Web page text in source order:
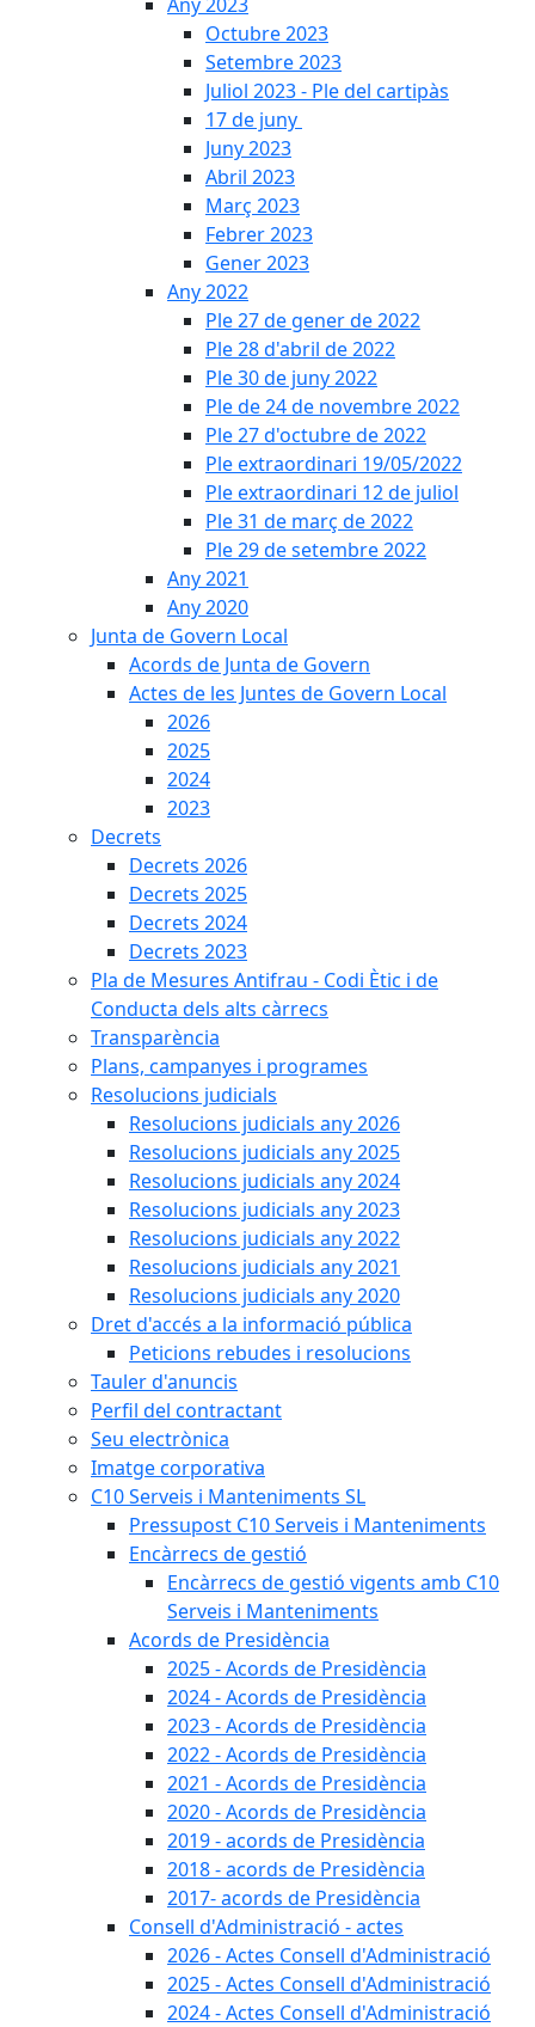
Octubre 2023
Setembre 2023
Juliol 2023 - Ple del cartipàs
17 de juny
Juny 2023
Abril 2023
Març 2023
Febrer 2023
Gener 2023
Any 2022
Ple 27 de gener de 2022
Ple 28 d'abril de 2022
Ple 30 de juny 2022
Ple de 24 de novembre 2022
Ple 27 d'octubre de 2022
Ple extraordinari 19/05/2022
Ple extraordinari 12 de juliol
Ple 31 de març de 2022
Ple 29 de setembre 2022
Any 2021
Any 2020
Junta de Govern Local
Acords de Junta de Govern
Actes de les Juntes de Govern Local
2026
2025
2024
2023
Decrets
Decrets 2026
Decrets 2025
Decrets 2024
Decrets 2023
Pla de Mesures Antifrau - Codi Ètic i de
Conducta dels alts càrrecs
Transparència
Plans, campanyes i programes
Resolucions judicials
Resolucions judicials any 2026
Resolucions judicials any 2025
Resolucions judicials any 2024
Resolucions judicials any 2023
Resolucions judicials any 2022
Resolucions judicials any 2021
Resolucions judicials any 2020
Dret d'accés a la informació pública
Peticions rebudes i resolucions
Tauler d'anuncis
Perfil del contractant
Seu electrònica
Imatge corporativa
C10 Serveis i Manteniments SL
Pressupost C10 Serveis i Manteniments
Encàrrecs de gestió
Encàrrecs de gestió vigents amb C10
Serveis i Manteniments
Acords de Presidència
2025 - Acords de Presidència
2024 - Acords de Presidència
2023 - Acords de Presidència
2022 - Acords de Presidència
2021 - Acords de Presidència
2020 - Acords de Presidència
2019 - acords de Presidència
2018 - acords de Presidència
2017- acords de Presidència
Consell d'Administració - actes
2026 - Actes Consell d'Administració
2025 - Actes Consell d'Administració
2024 - Actes Consell d'Administració